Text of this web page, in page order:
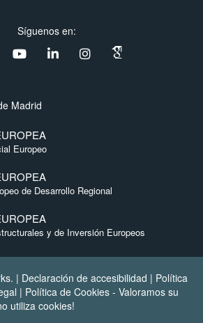
Síguenos en:
Madrid
Europeo
de Desarrollo Regional
y de Inversión Europeos
| Declaración de accesibilidad | Política
| Política de Cookies - Valoramos su
utiliza cookies!